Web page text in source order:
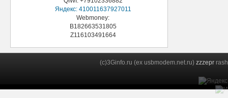
Яндекс: 410011637927011
Webmoney:
B182663531805
Z116103491664
(c)3Ginfo.ru (ex usbmodem.net.ru) zzzepr